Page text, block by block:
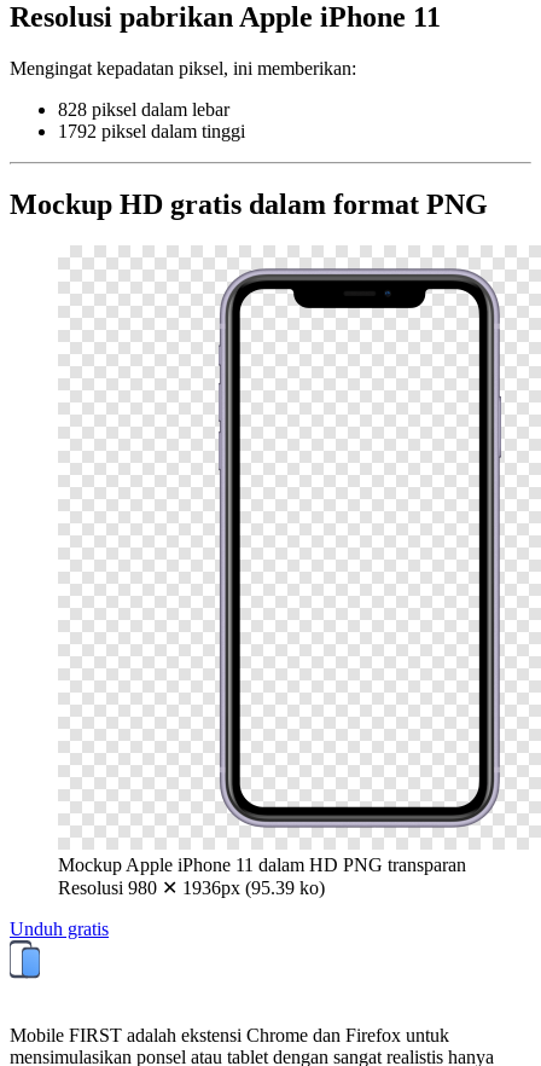
Resolusi pabrikan Apple iPhone 11
Mengingat kepadatan piksel, ini memberikan:
828 piksel dalam lebar
1792 piksel dalam tinggi
Mockup HD gratis dalam format PNG
Mockup Apple iPhone 11 dalam HD PNG transparan
Resolusi 980 ✕ 1936px (95.39 ko)
Unduh gratis
Mobile FIRST adalah ekstensi Chrome dan Firefox untuk
mensimulasikan ponsel atau tablet dengan sangat realistis hanya